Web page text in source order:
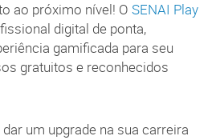
ao próximo nível! O SENAI Play
digital de ponta,
gamificada para seu
gratuitos e reconhecidos
um upgrade na sua carreira